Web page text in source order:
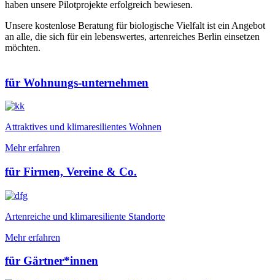
haben unsere Pilotprojekte erfolgreich bewiesen.
Unsere kostenlose Beratung für biologische Vielfalt ist ein Angebot
an alle, die sich für ein lebenswertes, artenreiches Berlin einsetzen
möchten.
für Wohnungs-unternehmen
Attraktives und klimaresilientes Wohnen
Mehr erfahren
für Firmen, Vereine & Co.
Artenreiche und klimaresiliente Standorte
Mehr erfahren
für Gärtner*innen